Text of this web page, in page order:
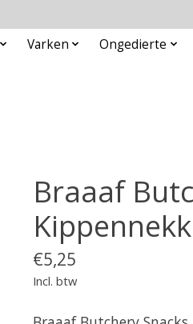
Varken Ongedierte
Braaaf
€5,25
Incl. btw